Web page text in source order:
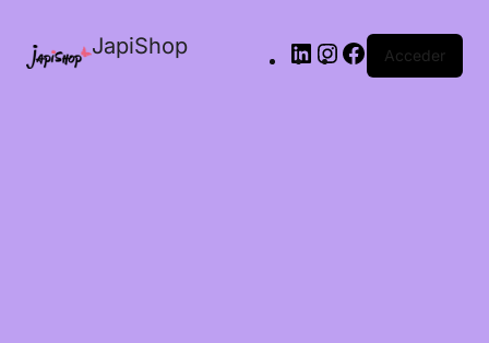
JapiShop Acceder